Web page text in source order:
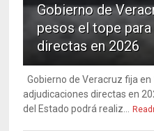
Gobierno de
pesos el tope
directas en 2026
Gobierno de Veracruz fija
adjudicaciones directas en
del Estado podrá realiz...